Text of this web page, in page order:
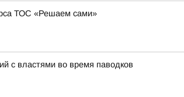
ТОС «Решаем сами»
с властями во время паводков